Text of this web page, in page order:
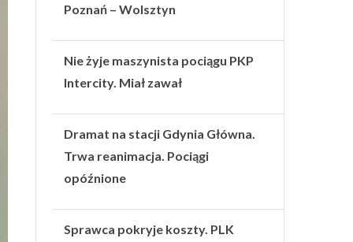
Poznań – Wolsztyn
Nie żyje maszynista pociągu PKP
Intercity. Miał zawał
Dramat na stacji Gdynia Główna.
Trwa reanimacja. Pociągi
opóźnione
Sprawca pokryje koszty. PLK